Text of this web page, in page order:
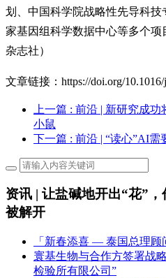
划、中国科学院战略性先导科
家基因组科学数据中心等多个
杂志社）
文章链接：https://doi.org/10.1016/
上一篇 : 前沿 | 新研究成功
小鼠
下一篇 : 前沿 | “读心”AI需
资讯 | 让盐碱地开出“花”
被解开
「新春添喜 — 泰国总理顾
寰基生物与合作方签署战
检验所有限公司”